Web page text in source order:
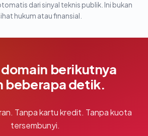
dari sinyal teknis publik. Ini bukan
hukum atau finansial.
domain berikutnya
beberapa detik.
Tanpa kartu kredit. Tanpa kuota
tersembunyi.